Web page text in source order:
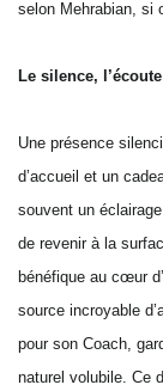
selon Mehrabian, si
Le silence,
Une présence
d’accueil et un
souvent un
de revenir à la
bénéfique au cœur
source incroyable
pour son Coach,
naturel volubile. Ce